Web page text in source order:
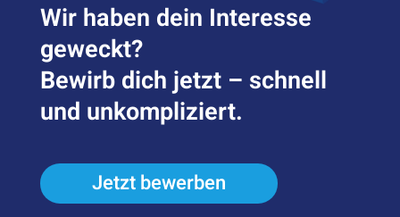
Wir haben dein Inter­esse
geweckt?
Bewirb dich jetzt – schnell
und unkompliziert.
Jetzt bewerben